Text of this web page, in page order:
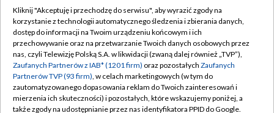
TVP
Abonament TVP
Emisja w TVP
Centrum informacji TVP
Naziemna Telewizja Cyfrowa
Regulamin TVP
Polityka prywatności
Moje zgody
Pomoc
Kliknij "Akceptuję i przechodzę do serwisu", aby wyrazić zgody na
korzystanie z technologii automatycznego śledzenia i zbierania danych,
dostęp do informacji na Twoim urządzeniu końcowym i ich
przechowywanie oraz na przetwarzanie Twoich danych osobowych przez
nas, czyli Telewizję Polską S.A. w likwidacji (zwaną dalej również „TVP”),
Zaufanych Partnerów z IAB* (1201 firm) oraz pozostałych Zaufanych
Partnerów TVP (93 firm), w celach marketingowych (w tym do
zautomatyzowanego dopasowania reklam do Twoich zainteresowań i
mierzenia ich skuteczności) i pozostałych, które wskazujemy poniżej, a
także zgody na udostępnianie przez nas identyfikatora PPID do Google.